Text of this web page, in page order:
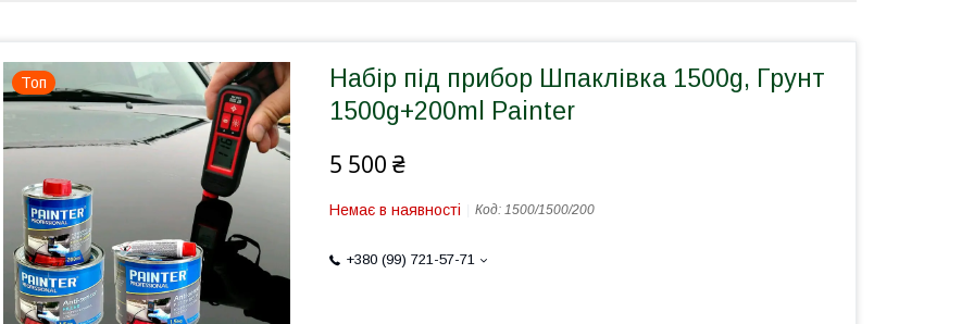
Топ
Набір під прибор Шпаклівка 1500g, Грунт
1500g+200ml Painter
5 500 ₴
Немає в наявності Код: 1500/1500/200
+380 (99) 721-57-71